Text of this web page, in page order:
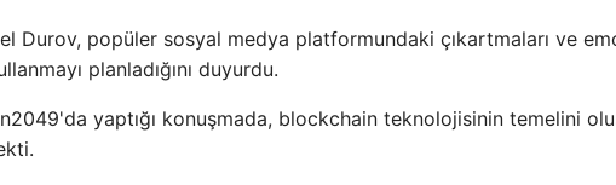
Durov, popüler sosyal medya platformundaki çıkartmaları ve
planladığını duyurdu.
yaptığı konuşmada, blockchain teknolojisinin temelini